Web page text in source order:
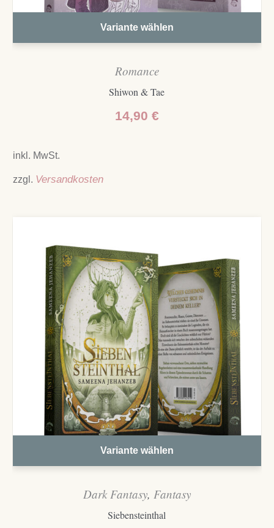
Variante wählen
Romance
Shiwon & Tae
14,90 €
inkl. MwSt.
zzgl. Versandkosten
Variante wählen
Dark Fantasy, Fantasy
Siebensteinthal